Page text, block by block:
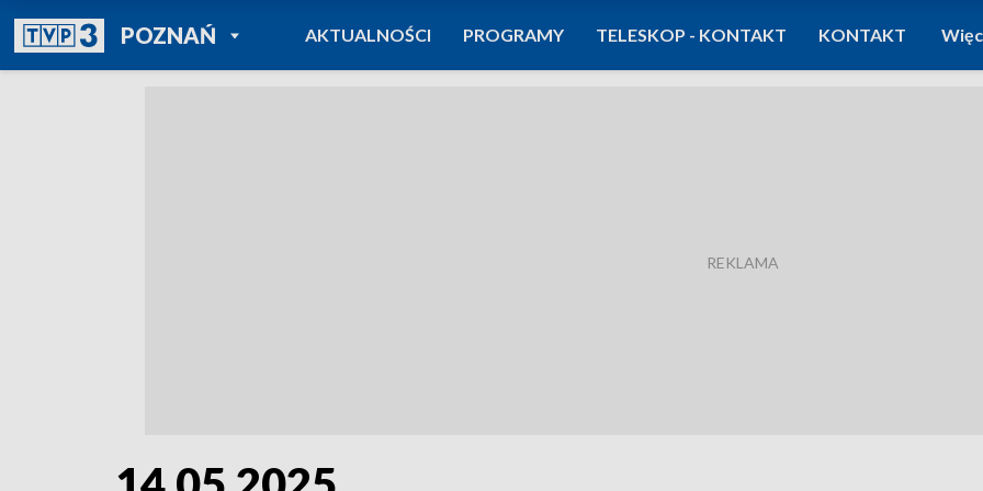
POZNAŃPOWRÓT DO
TVP REGIONY
AKTUALNOŚCI PROGRAMY TELESKOP - KONTAKT KONTAKT